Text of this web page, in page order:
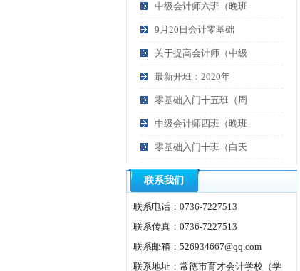
中级会计师六班（晚班
9月20日会计零基础
关于提高会计师（中级
最新开班：2020年
零基础入门十五班（周
中级会计师四班（晚班
零基础入门十班（白天
联系我们
联系电话：0736-7227513
联系传真：0736-7227513
联系邮箱：526934667@qq.com
联系地址：常德市育才会计学校（学